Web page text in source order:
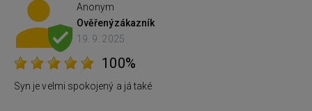
Anonym
Ověřenýzákazník
19. 9. 2025
100%
Syn je velmi spokojený a já také